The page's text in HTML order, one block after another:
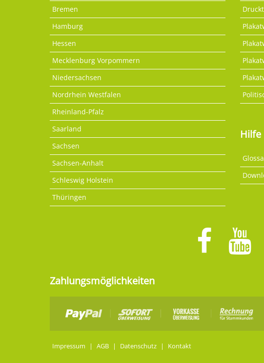
Bremen
Hamburg
Hessen
Mecklenburg Vorpommern
Niedersachsen
Nordrhein Westfalen
Rheinland-Pfalz
Saarland
Sachsen
Sachsen-Anhalt
Schleswig Holstein
Thüringen
Hilfe
Zahlungsmöglichkeiten
Impressum | AGB | Datenschutz | Kontakt